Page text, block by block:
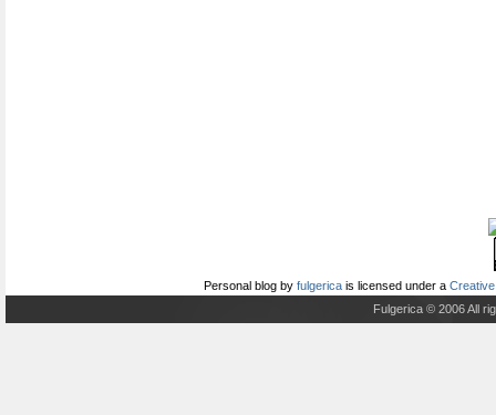
Personal blog by fulgerica is licensed under a
Fulgerica © 2006 All